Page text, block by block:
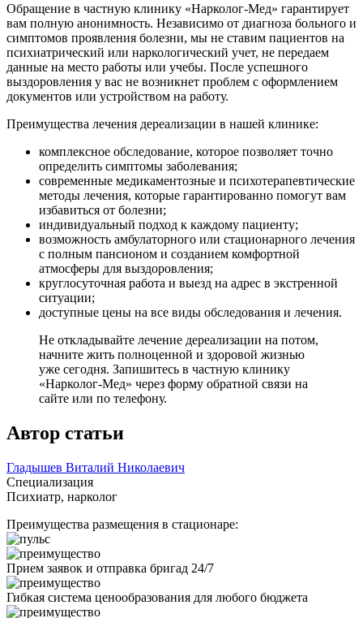
Обращение в частную клинику «Нарколог-Мед» гарантирует
вам полную анонимность. Независимо от диагноза больного и
симптомов проявления болезни, мы не ставим пациентов на
психиатрический или наркологический учет, не передаем
данные на место работы или учебы. После успешного
выздоровления у вас не возникнет проблем с оформлением
документов или устройством на работу.
Преимущества лечения дереализации в нашей клинике:
комплексное обследование, которое позволяет точно
определить симптомы заболевания;
современные медикаментозные и психотерапевтические
методы лечения, которые гарантированно помогут вам
избавиться от болезни;
индивидуальный подход к каждому пациенту;
возможность амбулаторного или стационарного лечения
с полным пансионом и созданием комфортной
атмосферы для выздоровления;
круглосуточная работа и выезд на адрес в экстренной
ситуации;
доступные цены на все виды обследования и лечения.
Не откладывайте лечение дереализации на потом,
начните жить полноценной и здоровой жизнью
уже сегодня. Запишитесь в частную клинику
«Нарколог-Мед» через форму обратной связи на
сайте или по телефону.
Автор статьи
Гладышев Виталий Николаевич
Специализация
Психиатр, нарколог
Преимущества размещения в стационаре:
Прием заявок и отправка бригад 24/7
Гибкая система ценообразования для любого бюджета